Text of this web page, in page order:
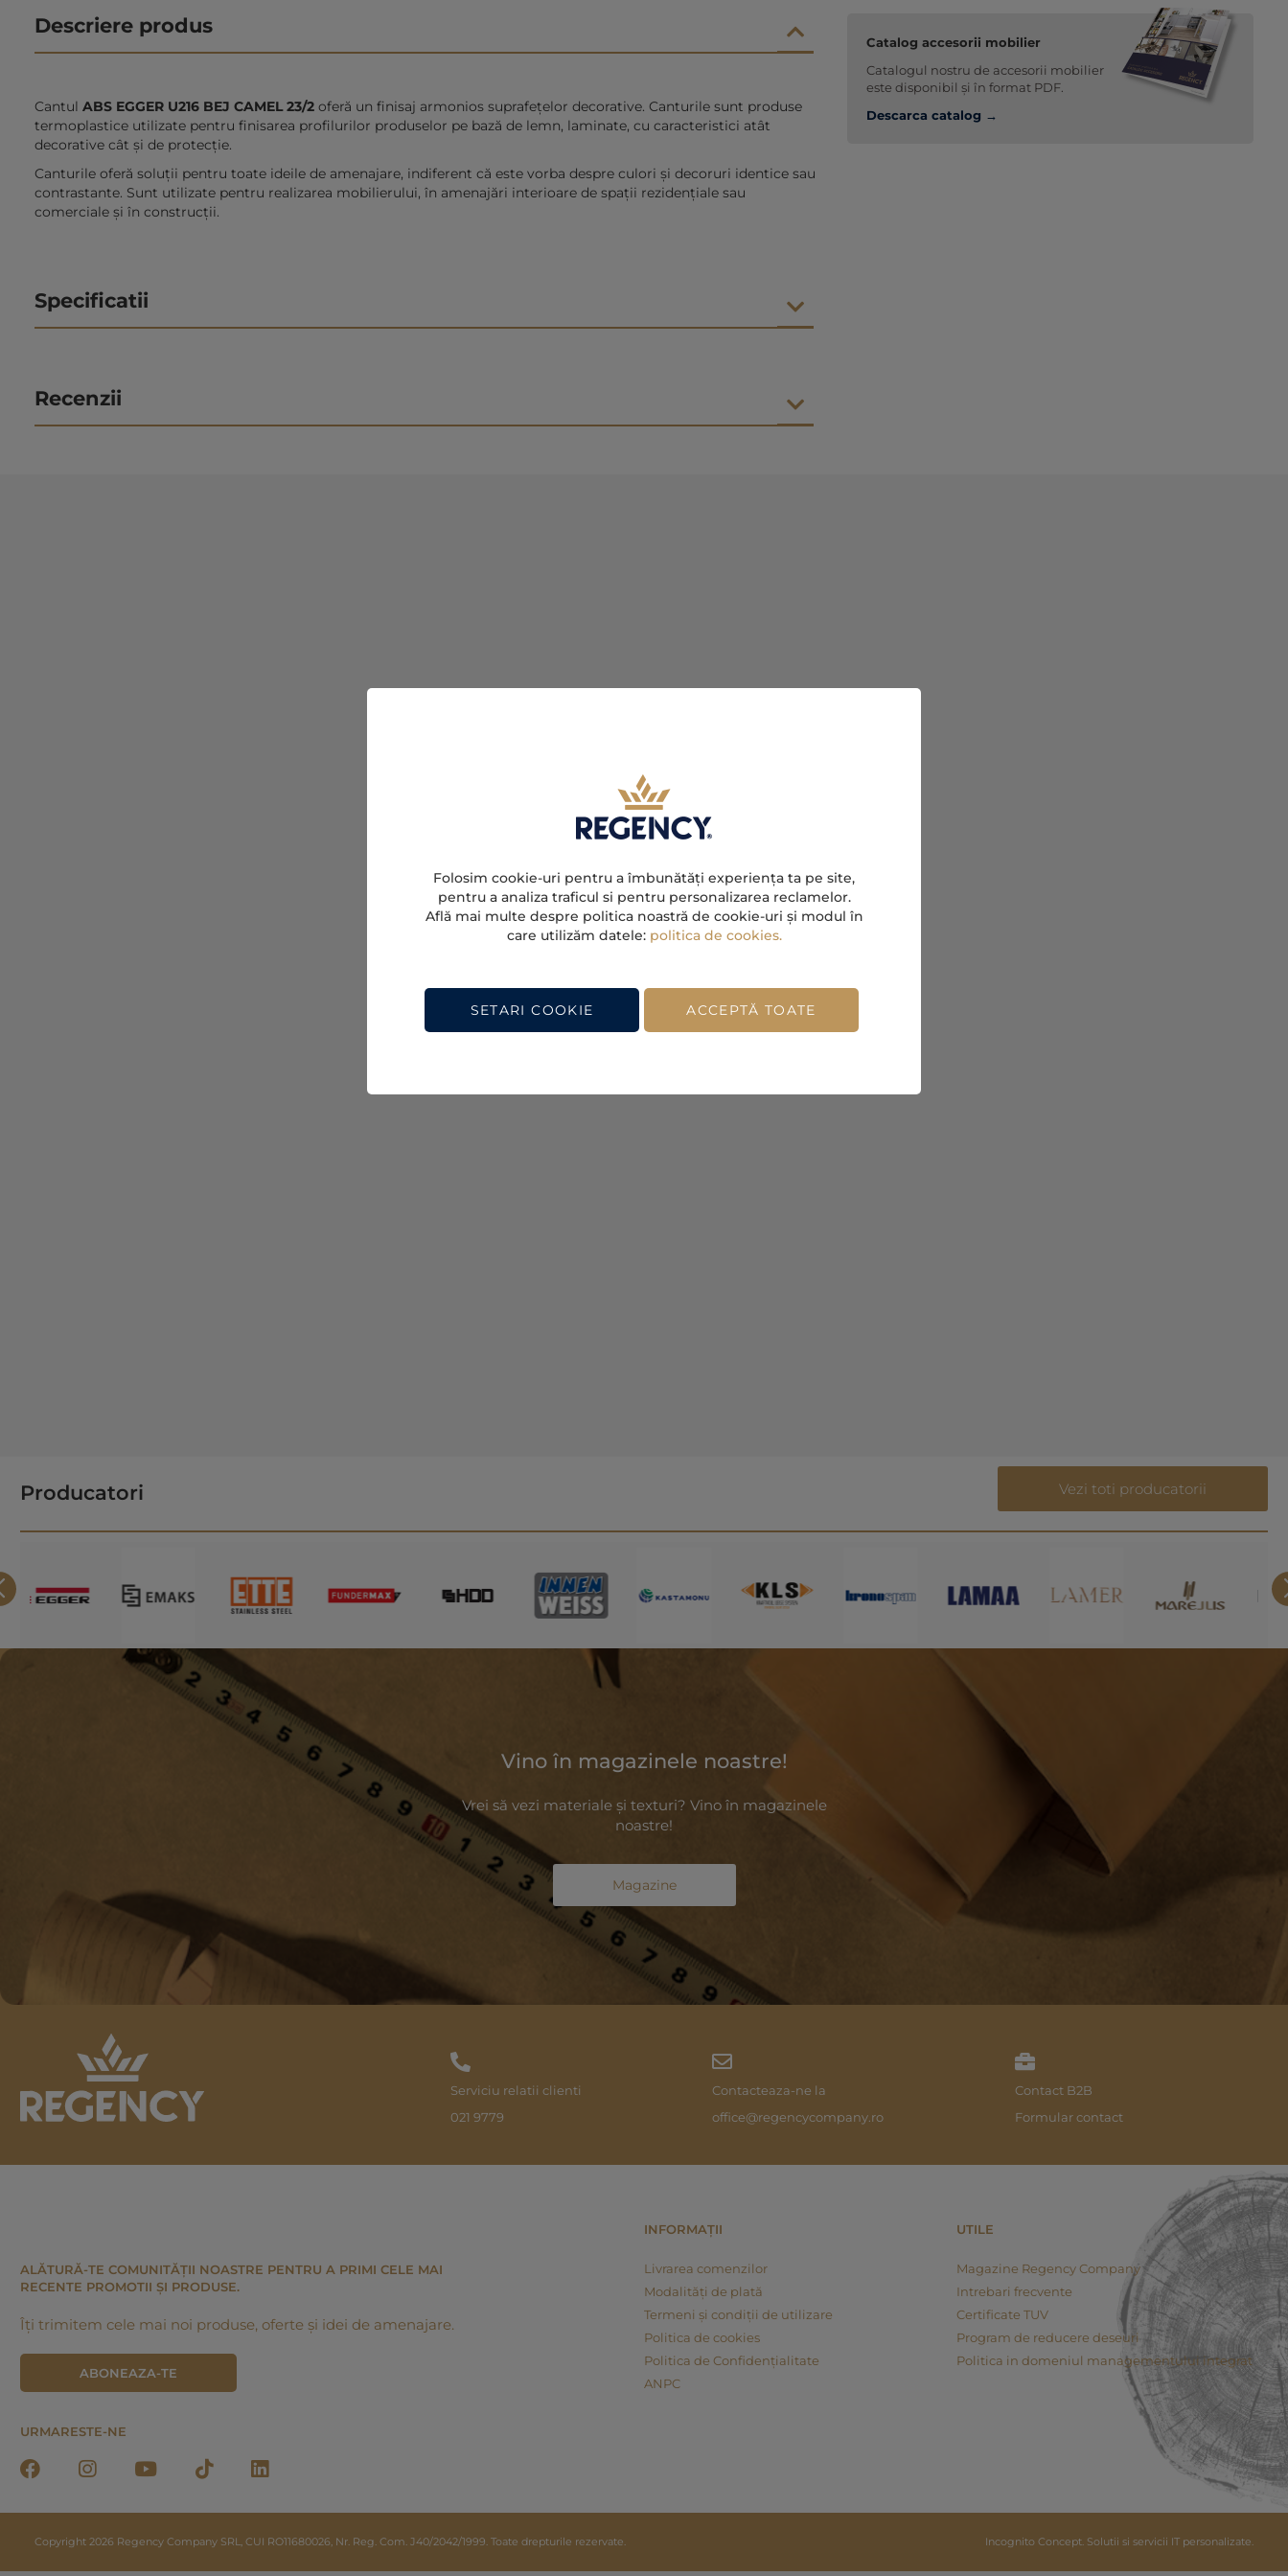
Descriere produs
Cantul ABS EGGER U216 BEJ CAMEL 23/2 oferă un finisaj armonios suprafețelor decorative. Canturile sunt produse
termoplastice utilizate pentru finisarea profilurilor produselor pe bază de lemn, laminate, cu caracteristici atât
decorative cât şi de protecţie.
Canturile oferă soluții pentru toate ideile de amenajare, indiferent că este vorba despre culori și decoruri identice sau
contrastante. Sunt utilizate pentru realizarea mobilierului, în amenajări interioare de spații rezidențiale sau
comerciale și în construcții.
Specificatii
Recenzii
Catalog accesorii mobilier
Catalogul nostru de accesorii mobilier
este disponibil și în format PDF.
Descarca catalog →
Producatori Vezi toti producatorii
Vino în magazinele noastre!
Vrei să vezi materiale și texturi? Vino în magazinele
noastre!
Magazine
Serviciu relatii clienti
021 9779
Contacteaza-ne la
office@regencycompany.ro
Contact B2B
Formular contact
ALĂTURĂ-TE COMUNITĂȚII NOASTRE PENTRU A PRIMI CELE MAI
RECENTE PROMOTII ȘI PRODUSE.
Îți trimitem cele mai noi produse, oferte și idei de amenajare.
ABONEAZA-TE
URMARESTE-NE
INFORMAȚII
Livrarea comenzilor
Modalități de plată
Termeni și condiții de utilizare
Politica de cookies
Politica de Confidențialitate
ANPC
UTILE
Magazine Regency Company
Intrebari frecvente
Certificate TUV
Program de reducere deseuri
Politica in domeniul managementului integrat
Copyright 2026 Regency Company SRL, CUI RO11680026, Nr. Reg. Com. J40/2042/1999. Toate drepturile rezervate. Incognito Concept. Solutii si servicii IT personalizate.